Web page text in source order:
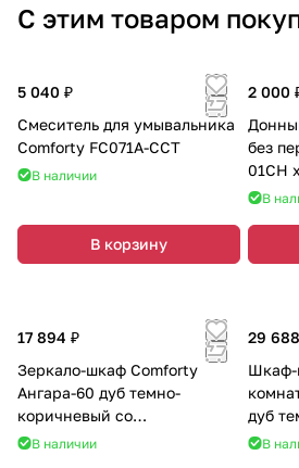
С этим товаром
5 040 ₽
Смеситель для умывальника
Comforty FC071A-CCT
В наличии
В корзину
2 000
без
01CH
В
17 894 ₽
Зеркало-шкаф Comforty
Ангара-60 дуб темно-
коричневый со
светодиодной подсветкой
В наличии
29
Шкаф-
дуб
В